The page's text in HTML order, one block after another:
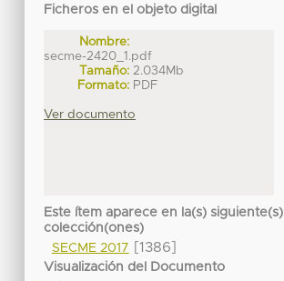
Ficheros en el objeto digital
Nombre:
secme-2420_1.pdf
Tamaño: 2.034Mb
Formato: PDF
Ver documento
Este ítem aparece en la(s) siguiente(s)
colección(ones)
SECME 2017
[1386]
Visualización del Documento